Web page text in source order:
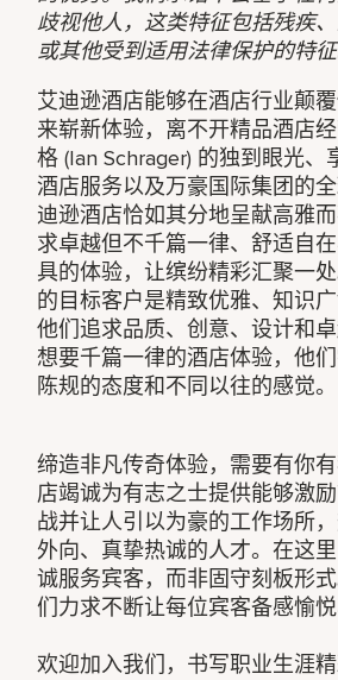
歧视他人，这类特征包括残疾
或其他受到适用法律保护的特征
艾迪逊酒店能够在酒店行业颠
来崭新体验，离不开精品酒店经
格 (Ian Schrager) 的独到眼光、
酒店服务以及万豪国际集团的
迪逊酒店恰如其分地呈献高雅
求卓越但不千篇一律、舒适自
具的体验，让缤纷精彩汇聚一
的目标客户是精致优雅、知识广
他们追求品质、创意、设计和
想要千篇一律的酒店体验，他
陈规的态度和不同以往的感觉。
缔造非凡传奇体验，需要有你
店竭诚为有志之士提供能够激
战并让人引以为豪的工作场所
外向、真挚热诚的人才。在这
诚服务宾客，而非固守刻板形
们力求不断让每位宾客备感愉悦
欢迎加入我们，书写职业生涯